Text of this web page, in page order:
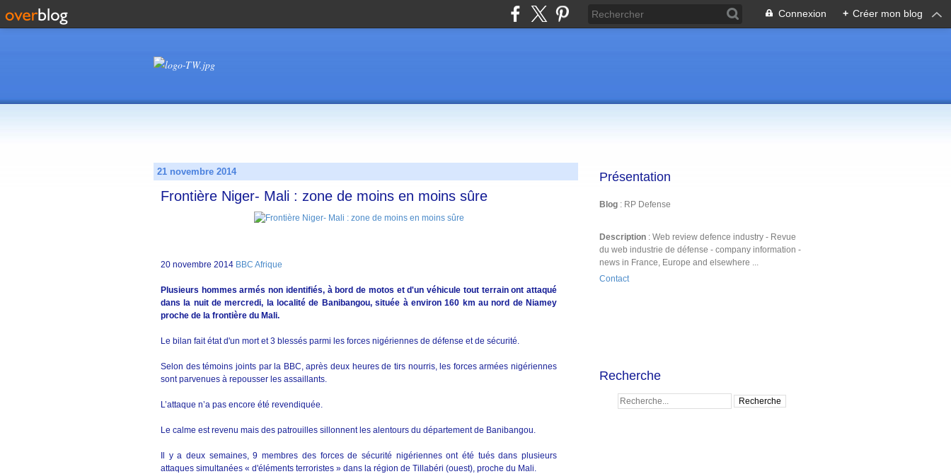
Connexion + Créer mon blog
21 novembre 2014
Frontière Niger- Mali : zone de moins en moins sûre
20 novembre 2014 BBC Afrique
Plusieurs hommes armés non identifiés, à bord de motos et d'un véhicule tout terrain ont attaqué
dans la nuit de mercredi, la localité de Banibangou, située à environ 160 km au nord de Niamey
proche de la frontière du Mali.
Le bilan fait état d'un mort et 3 blessés parmi les forces nigériennes de défense et de sécurité.
Selon des témoins joints par la BBC, après deux heures de tirs nourris, les forces armées nigériennes
sont parvenues à repousser les assaillants.
L’attaque n’a pas encore été revendiquée.
Le calme est revenu mais des patrouilles sillonnent les alentours du département de Banibangou.
Il y a deux semaines, 9 membres des forces de sécurité nigériennes ont été tués dans plusieurs
attaques simultanées « d'éléments terroristes » dans la région de Tillabéri (ouest), proche du Mali.
Présentation
Blog : RP Defense
Description : Web review defence industry - Revue
du web industrie de défense - company information -
news in France, Europe and elsewhere ...
Contact
Recherche